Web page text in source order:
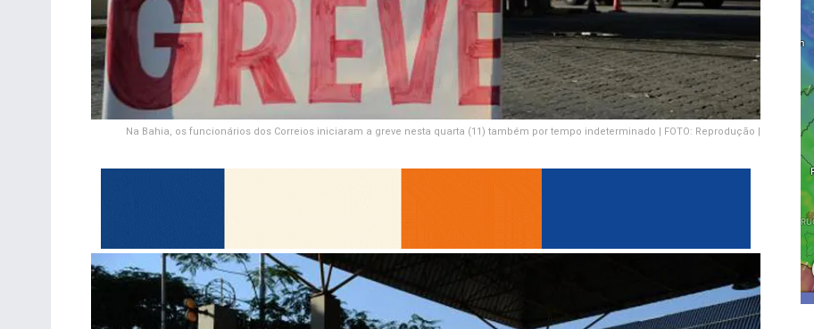
Na Bahia, os funcionários dos Correios iniciaram a greve nesta quarta (11) também por tempo indeterminado | FOTO: Reprodução |